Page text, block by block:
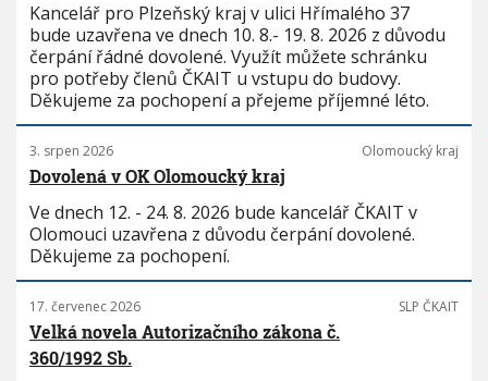
Kancelář pro Plzeňský kraj v ulici Hřímalého 37
bude uzavřena ve dnech 10. 8.- 19. 8. 2026 z důvodu
čerpání řádné dovolené. Využít můžete schránku
pro potřeby členů ČKAIT u vstupu do budovy.
Děkujeme za pochopení a přejeme příjemné léto.
3. srpen 2026 Olomoucký kraj
Dovolená v OK Olomoucký kraj
Ve dnech 12. - 24. 8. 2026 bude kancelář ČKAIT v
Olomouci uzavřena z důvodu čerpání dovolené.
Děkujeme za pochopení.
17. červenec 2026 SLP ČKAIT
Velká novela Autorizačního zákona č.
360/1992 Sb.